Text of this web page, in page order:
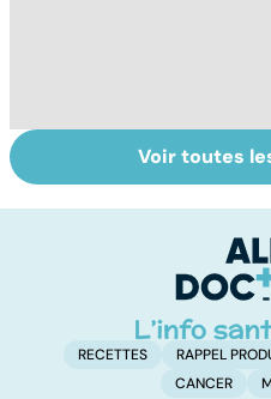
Violences
sexuelles :
Voir toutes
RECETTES RAPPEL
CANCER